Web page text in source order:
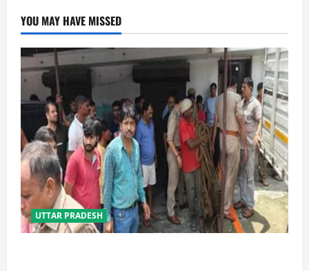
YOU MAY HAVE MISSED
UTTAR PRADESH